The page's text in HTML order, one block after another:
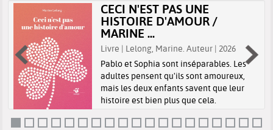
CECI N'EST PAS UNE
HISTOIRE D'AMOUR /
MARINE ...
Livre | Lelong, Marine. Auteur | 2026
Pablo et Sophia sont inséparables. Les
adultes pensent qu'ils sont amoureux,
mais les deux enfants savent que leur
histoire est bien plus que cela.